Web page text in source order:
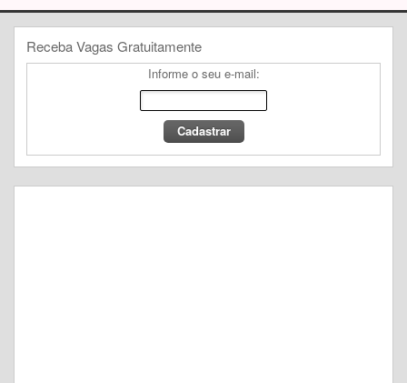
Receba Vagas Gratuitamente
Informe o seu e-mail: